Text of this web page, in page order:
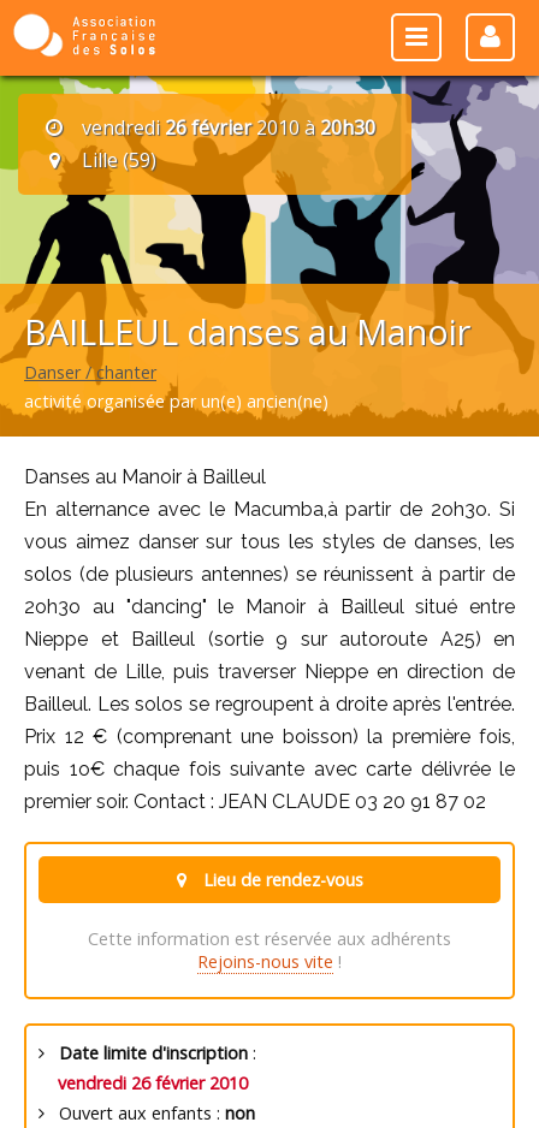
vendredi26 février2010 à20h30
Lille (59)
BAILLEUL danses au Manoir
Danser / chanter
activité organisée par un(e) ancien(ne)
Danses au Manoir à Bailleul
En alternance avec le Macumba,à partir de 2oh3o. Si
vous aimez danser sur tous les styles de danses, les
solos (de plusieurs antennes) se réunissent à partir de
2oh3o au "dancing" le Manoir à Bailleul situé entre
Nieppe et Bailleul (sortie 9 sur autoroute A25) en
venant de Lille, puis traverser Nieppe en direction de
Bailleul. Les solos se regroupent à droite après l'entrée.
Prix 12 € (comprenant une boisson) la première fois,
puis 1o€ chaque fois suivante avec carte délivrée le
premier soir. Contact : JEAN CLAUDE 03 20 91 87 02
Lieu de rendez-vous
Cette information est réservée aux adhérents
Rejoins-nous vite !
Date limite d'inscription :
vendredi 26 février 2010
Ouvert aux enfants : non